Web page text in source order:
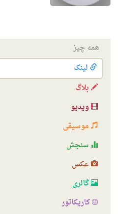
همه چیز
لینک
بلاگ
ویدیو
موسیقی
سنجش
عکس
گالری
کاریکاتور